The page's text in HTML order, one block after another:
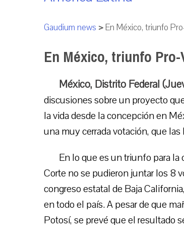
Gaudium news >En México, triunfo
En México, triunfo
México, Distrito Federal
discusiones sobre un proyecto
la vida desde la concepción en
una muy cerrada votación, que
En lo que es un triunfo para
Corte no se pudieron juntar los 8
congreso estatal de Baja
en todo el país. A pesar de que
Potosí, se prevé que el resultado